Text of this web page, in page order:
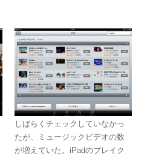
しばらくチェックしていなかっ
たが、ミュージックビデオの数
が増えていた。iPadのブレイク